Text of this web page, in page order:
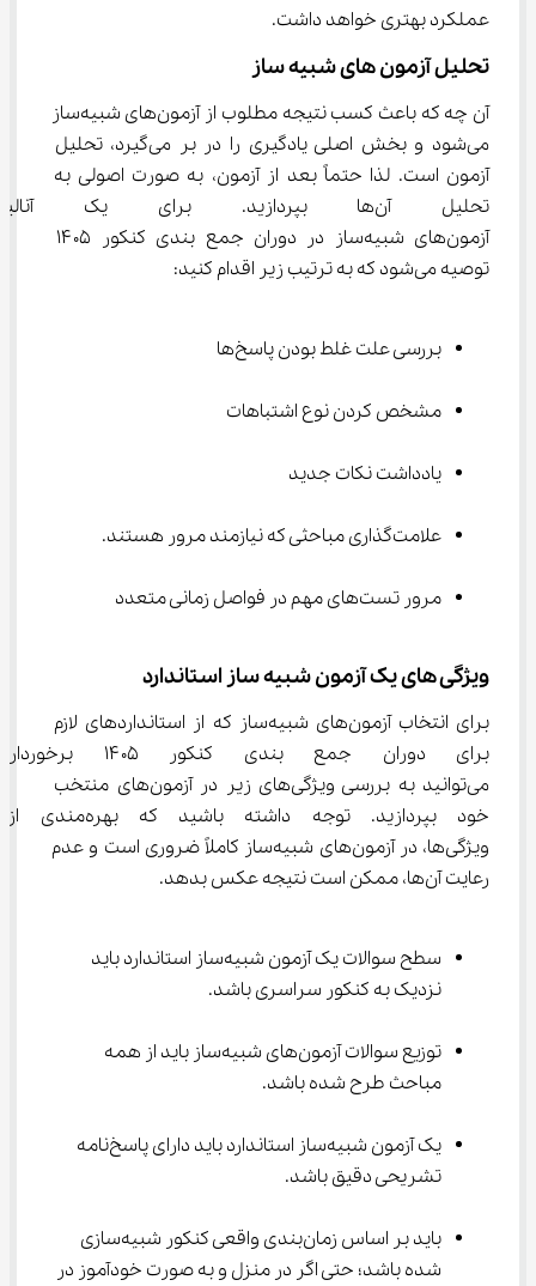
عملکرد بهتری خواهد داشت.
تحلیل آزمون های شبیه ساز
آن چه که باعث کسب نتیجه مطلوب از آزمون‌های شبیه‌ساز
می‌شود و بخش اصلی یادگیری را در بر می‌گیرد، تحلیل
آزمون است. لذا حتماً بعد از آزمون، به صورت اصولی به
تحلیل آن‌ها بپردازید. برای یک
توصیه می‌شود که به ترتیب زیر اقدام کنید:
بررسی علت غلط بودن پاسخ‌ها
مشخص کردن نوع اشتباهات
یادداشت نکات جدید
علامت‌گذاری مباحثی که نیازمند مرور هستند.
مرور تست‌های مهم در فواصل زمانی متعدد
ویژگی های یک آزمون شبیه ساز استاندارد
برای انتخاب آزمون‌های شبیه‌ساز که از استانداردهای لازم
برای دوران جمع بندی
می‌توانید به بررسی ویژگی‌های زیر در آزمون‌های منتخب
خود بپردازید. توجه داشته باشید
ویژگی‌ها، در آزمون‌های شبیه‌ساز کاملاً ضروری است و عدم
رعایت آن‌ها، ممکن است نتیجه عکس بدهد.
سطح سوالات یک آزمون شبیه‌ساز استاندارد باید
نزدیک به کنکور سراسری باشد.
توزیع سوالات آزمون‌های شبیه‌ساز باید از همه
مباحث طرح شده باشد.
یک آزمون شبیه‌ساز استاندارد باید دارای پاسخ‌نامه
تشریحی دقیق باشد.
باید بر اساس زمان‌بندی واقعی کنکور شبیه‌سازی
شده باشد؛ حتی اگر در منزل و به صورت خودآموز در